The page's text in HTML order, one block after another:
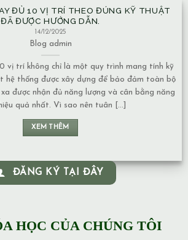
10 VỊ TRÍ THEO ĐÚNG KỸ THUẬT
HƯỚNG DẪN.
14/12/2025
admin
không chỉ là một quy trình mang tính kỹ
được xây dựng để bảo đảm toàn bộ
nhận đủ năng lượng và cân bằng năng
nhất. Vì sao nên tuân [...]
XEM THÊM
ĐĂNG KÝ TẠI ĐÂY
HỌC CỦA CHÚNG TÔI